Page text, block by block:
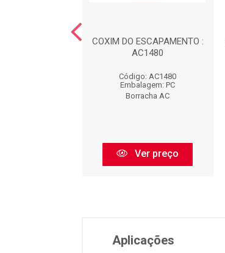
COXIM DO ESCAPAMENTO :
AC1480
Código: AC1480
Embalagem: PC
Borracha AC
Ver preço
Aplicações